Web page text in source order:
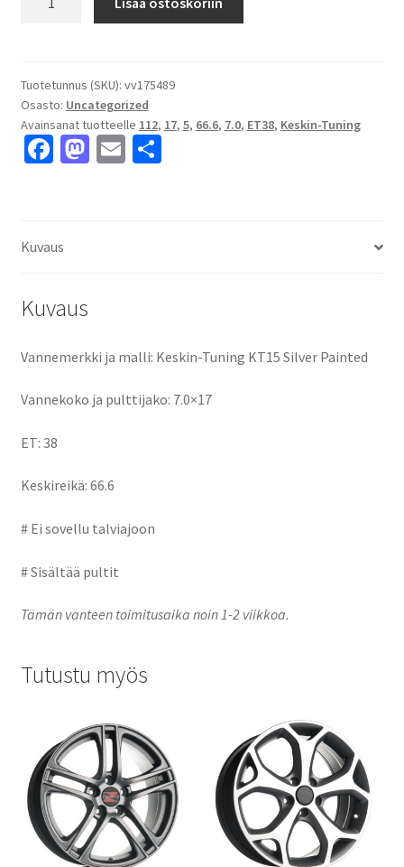
Painted
7.0x17"
5x112
ET38
Tuotetunnus (SKU): vv175489
Osasto: Uncategorized
Avainsanat tuotteelle 112, 17, 5, 66.6, 7.0, ET38, Keskin-Tuning
Fa
o
M E S
Kuvaus
Kuvaus
Vannemerkki ja malli: Keskin-Tuning KT15 Silver Painted
Vannekoko ja pulttijako: 7.0×17
ET: 38
Keskireikä: 66.6
# Ei sovellu talviajoon
# Sisältää pultit
Tämän vanteen toimitusaika noin 1-2 viikkoa.
Tutustu myös